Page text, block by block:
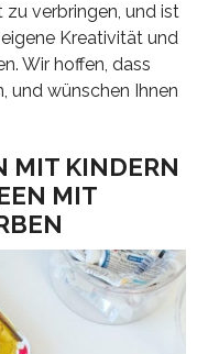
verbringen, und ist
Kreativität und
Wir hoffen, dass
und wünschen Ihnen
MIT KINDERN
MIT